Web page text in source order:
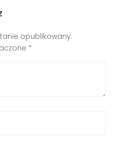
opublikowany.
*